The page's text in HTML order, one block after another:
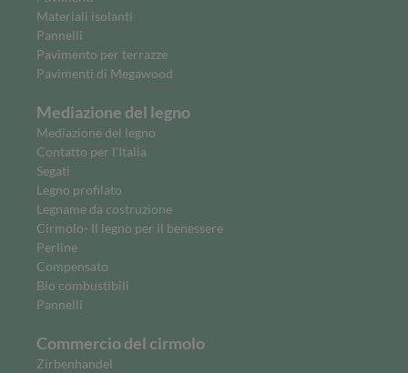
Materiali isolanti
Pannelli
Pavimento per terrazze
Pavimenti di Megawood
Mediazione del legno
Mediazione del legno
Contatto per l'Italia
Segati
Legno profilato
Legname da costruzione
Cirmolo- Il legno per il benessere
Perline
Compensato
Bio combustibili
Pannelli
Commercio del cirmolo
Zirbenhandel